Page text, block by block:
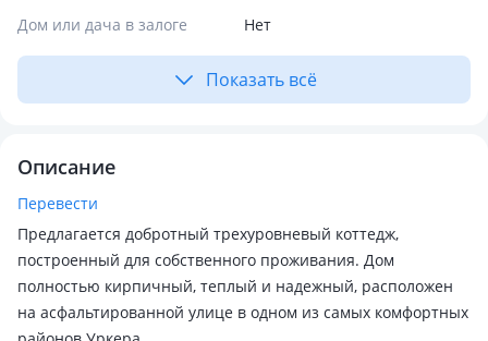
Дом или дача в залоге
Нет
Показать всё
Описание
Перевести
Предлагается добротный трехуровневый коттедж,
построенный для собственного проживания. Дом
полностью кирпичный, теплый и надежный, расположен
на асфальтированной улице в одном из самых комфортных